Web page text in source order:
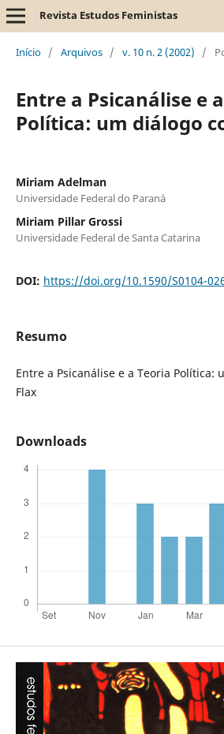
Revista Estudos Feministas
Início / Arquivos / v. 10 n. 2 (2002) /
Entre a Psicanálise e
Política: um diálogo
Miriam Adelman
Universidade Federal do Paraná
Miriam Pillar Grossi
Universidade Federal de Santa Catarina
DOI: https://doi.org/10.1590/S0104-
Resumo
Entre a Psicanálise e a Teoria Política:
Flax
Downloads